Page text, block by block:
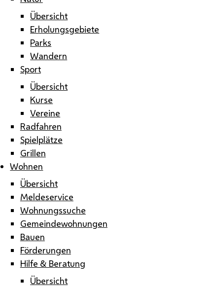
Übersicht
Erholungsgebiete
Parks
Wandern
Sport
Übersicht
Kurse
Vereine
Radfahren
Spielplätze
Grillen
Wohnen
Übersicht
Meldeservice
Wohnungssuche
Gemeindewohnungen
Bauen
Förderungen
Hilfe & Beratung
Übersicht